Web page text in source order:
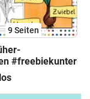
9Seiten